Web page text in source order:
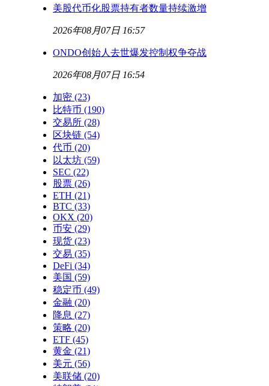
美股代币化股票持有者数量持续激增
2026年08月07日 16:57
ONDO创始人去世爆发控制权争夺战
2026年08月07日 16:54
加密 (23)
比特币 (190)
交易所 (28)
区块链 (54)
代币 (20)
以太坊 (59)
SEC (22)
股票 (26)
ETH (21)
BTC (33)
OKX (20)
币安 (29)
现货 (23)
交易 (35)
DeFi (34)
美国 (59)
稳定币 (49)
金融 (20)
降息 (27)
策略 (20)
ETF (45)
黄金 (21)
美元 (56)
美联储 (20)